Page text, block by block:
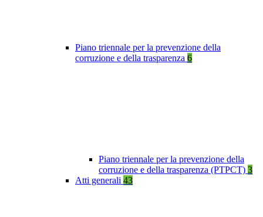
Piano triennale per la prevenzione della
corruzione e della trasparenza 6
Piano triennale per la prevenzione della
corruzione e della trasparenza (PTPCT) 3
Atti generali 43